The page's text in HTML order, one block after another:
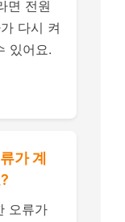
면 전원
다시 켜
있어요.
가 계
오류가